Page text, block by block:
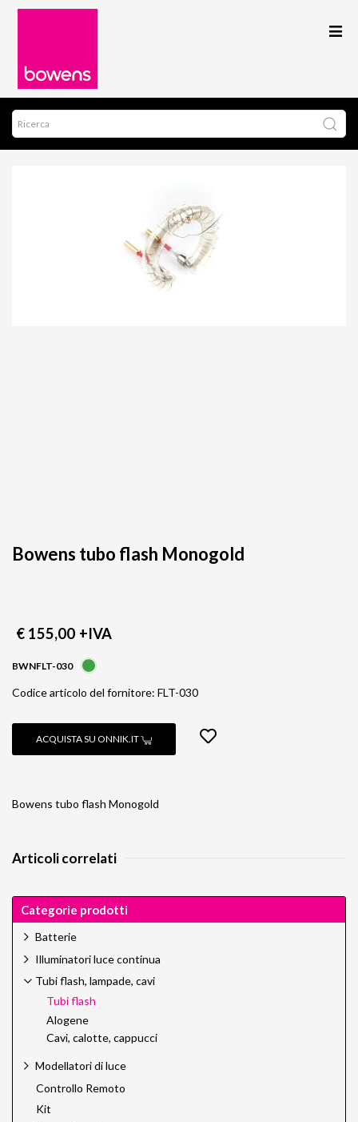
Bowens tubo flash Monogold
€ 155,00 +IVA
BWNFLT-030
Codice articolo del fornitore: FLT-030
ACQUISTA SU ONNIK.IT
Bowens tubo flash Monogold
Articoli correlati
Categorie prodotti
Batterie
Illuminatori luce continua
Tubi flash, lampade, cavi
Tubi flash
Alogene
Cavi, calotte, cappucci
Modellatori di luce
Controllo Remoto
Kit